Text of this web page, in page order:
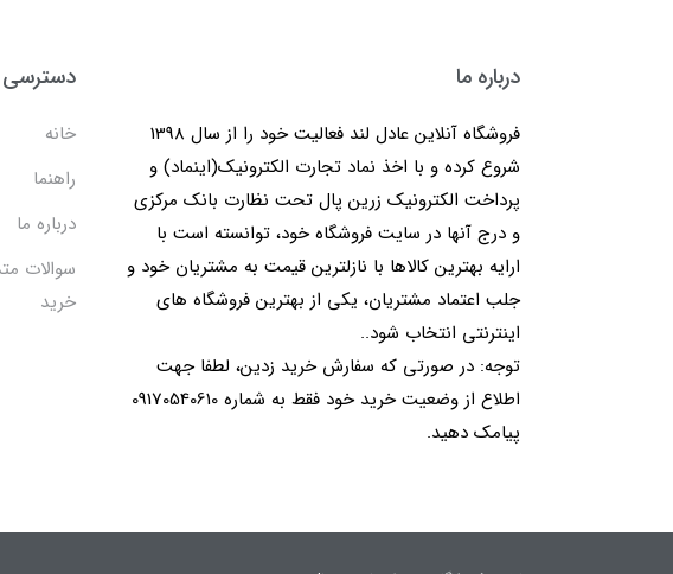
درباره ما
فروشگاه آنلاین عادل لند فعالیت خود را از سال 1398
شروع کرده و با اخذ نماد تجارت الکترونیک(اینماد) و
پرداخت الکترونیک زرین پال تحت نظارت بانک مرکزی
و درج آنها در سایت فروشگاه خود، توانسته است با
ارایه بهترین کالاها با نازلترین قیمت به مشتریان خود و
جلب اعتماد مشتریان، یکی از بهترین فروشگاه های
اینترنتی انتخاب شود..
توجه: در صورتی که سفارش خرید زدین، لطفا جهت
اطلاع از وضعیت خرید خود فقط به شماره 09170540610
پیامک دهید.
خانه
راهنما
درباره ما
سوالات
خرید